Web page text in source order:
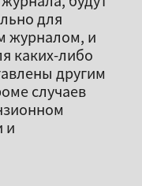
для
журналом, и
каких-либо
другим
случаев
и